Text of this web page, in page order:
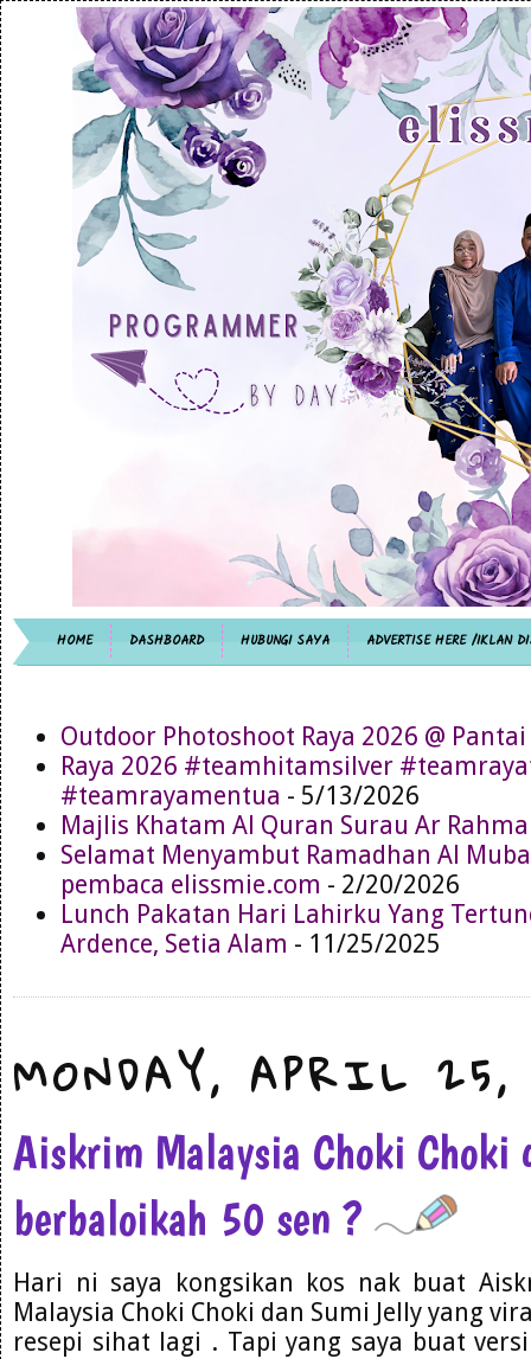
HOME DASHBOARD HUBUNGI SAYA ADVERTISE HERE /IKLAN
Outdoor Photoshoot Raya 2026 @ Pantai
Raya 2026 #teamhitamsilver
#teamrayamentua - 5/13/2026
Majlis Khatam Al Quran Surau Ar
Selamat Menyambut Ramadhan Al
pembaca elissmie.com - 2/20/2026
Lunch Pakatan Hari Lahirku Yang
Ardence, Setia Alam - 11/25/2025
MONDAY, APRIL 25,
Aiskrim Malaysia Choki Choki
berbaloikah 50 sen ?
Hari ni saya kongsikan kos nak buat
Malaysia Choki Choki dan Sumi Jelly yang
resepi sihat lagi . Tapi yang saya buat